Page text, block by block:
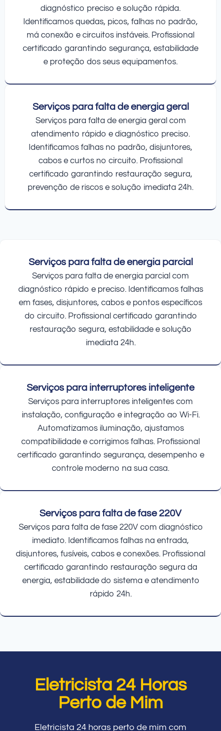
diagnóstico preciso e solução rápida.
Identificamos quedas, picos, falhas no padrão,
má conexão e circuitos instáveis. Profissional
certificado garantindo segurança, estabilidade
e proteção dos seus equipamentos.
Serviços para falta de energia geral
Serviços para falta de energia geral com
atendimento rápido e diagnóstico preciso.
Identificamos falhas no padrão, disjuntores,
cabos e curtos no circuito. Profissional
certificado garantindo restauração segura,
prevenção de riscos e solução imediata 24h.
Serviços para falta de energia parcial
Serviços para falta de energia parcial com
diagnóstico rápido e preciso. Identificamos falhas
em fases, disjuntores, cabos e pontos específicos
do circuito. Profissional certificado garantindo
restauração segura, estabilidade e solução
imediata 24h.
Serviços para interruptores inteligente
Serviços para interruptores inteligentes com
instalação, configuração e integração ao Wi-Fi.
Automatizamos iluminação, ajustamos
compatibilidade e corrigimos falhas. Profissional
certificado garantindo segurança, desempenho e
controle moderno na sua casa.
Serviços para falta de fase 220V
Serviços para falta de fase 220V com diagnóstico
imediato. Identificamos falhas na entrada,
disjuntores, fusíveis, cabos e conexões. Profissional
certificado garantindo restauração segura da
energia, estabilidade do sistema e atendimento
rápido 24h.
Eletricista 24 Horas
Perto de Mim
Eletricista 24 horas perto de mim com